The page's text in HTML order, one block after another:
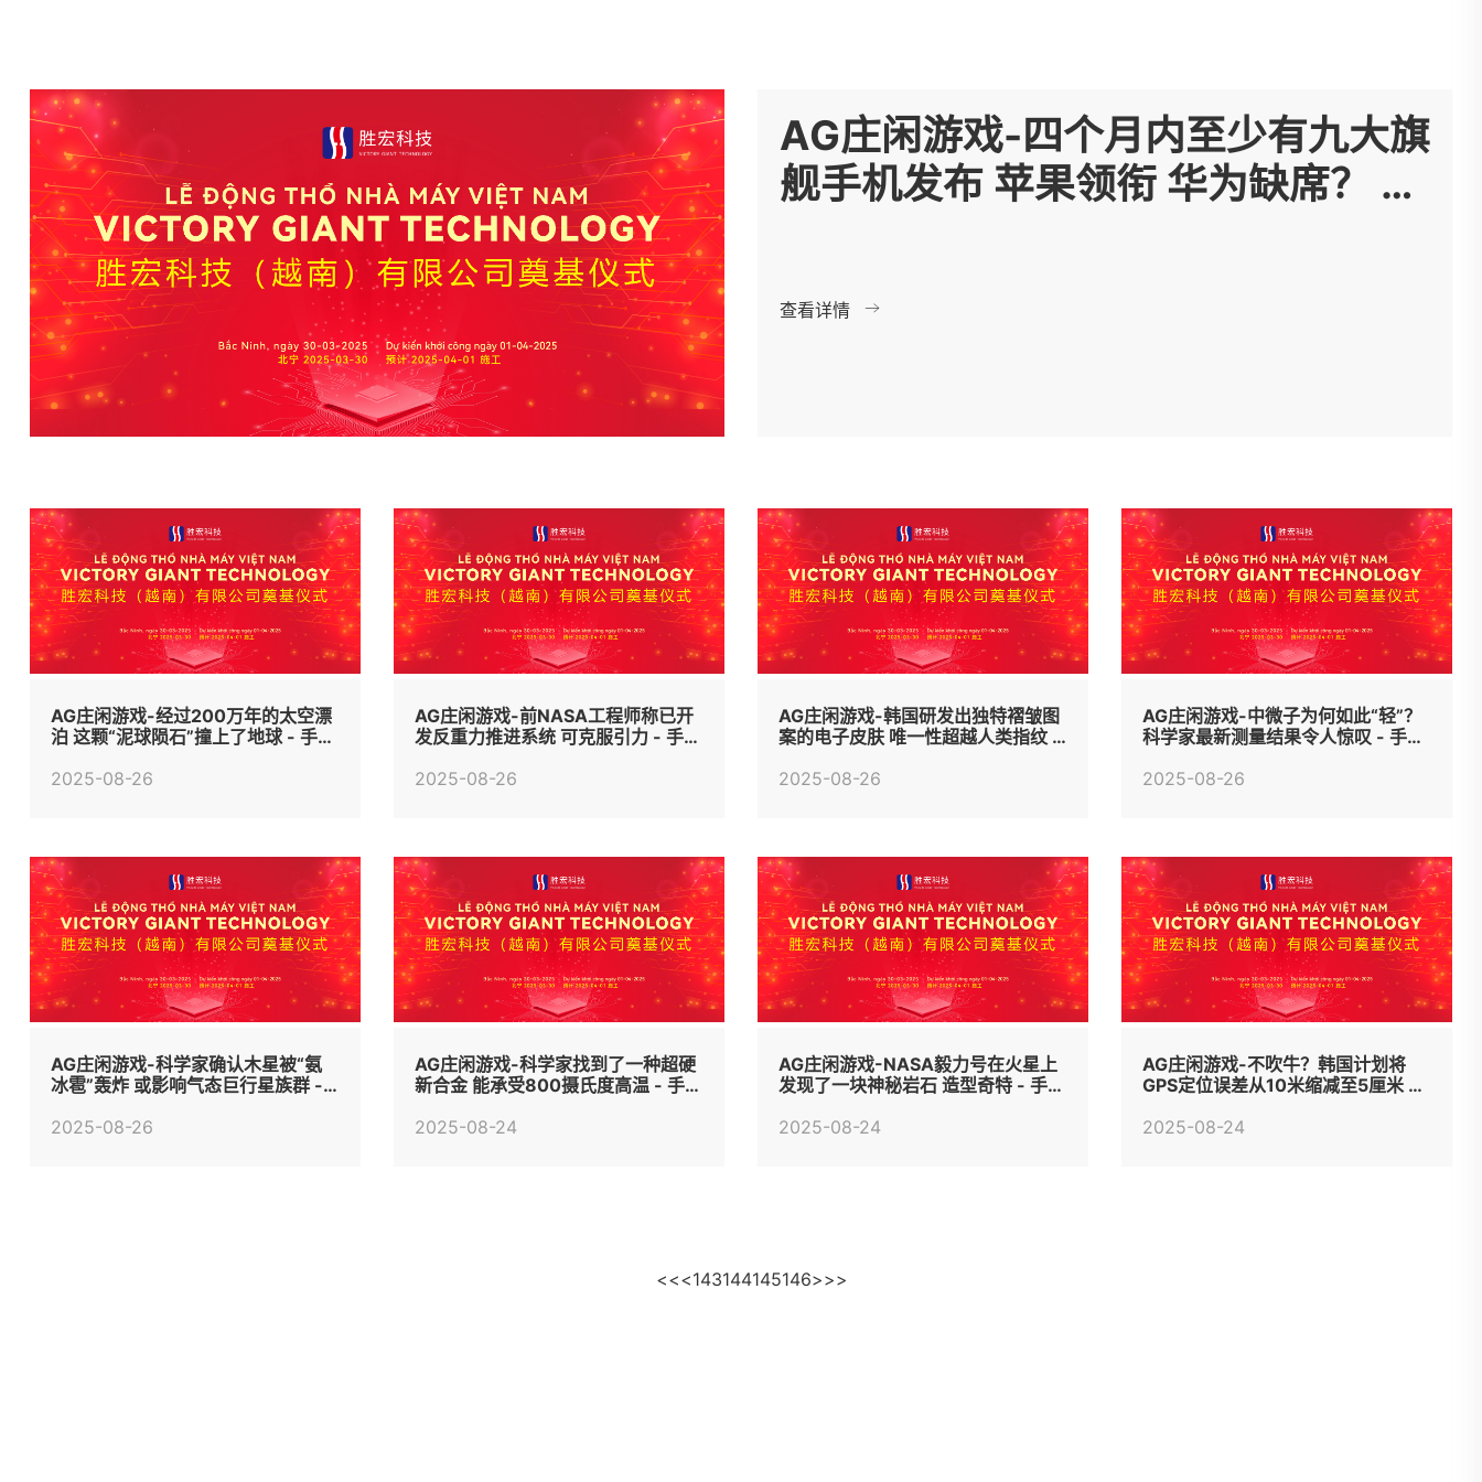
AG庄闲游戏-四个月内至少有九大旗
舰手机发布 苹果领衔 华为缺席？ -
查看详情
AG庄闲游戏-经过200万年的太空漂
泊 这颗“泥球陨石”撞上了地球 - 手机
2025-08-26
AG庄闲游戏-前NASA工程师称已开
发反重力推进系统 可克服引力 - 手机
2025-08-26
AG庄闲游戏-韩国研发出独特褶皱图
案的电子皮肤 唯一性超越人类指纹 -
2025-08-26
AG庄闲游戏-中微子为何如此“轻”？
科学家最新测量结果令人惊叹 - 手机
2025-08-26
AG庄闲游戏-科学家确认木星被“氨
冰雹”轰炸 或影响气态巨行星族群 -
2025-08-26
AG庄闲游戏-科学家找到了一种超硬
新合金 能承受800摄氏度高温 - 手机
2025-08-24
AG庄闲游戏-NASA毅力号在火星上
发现了一块神秘岩石 造型奇特 - 手机
2025-08-24
AG庄闲游戏-不吹牛？韩国计划将
GPS定位误差从10米缩减至5厘米 -
2025-08-24
<<<143144145146>>>